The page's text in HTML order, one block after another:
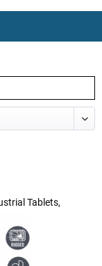
Tablets,